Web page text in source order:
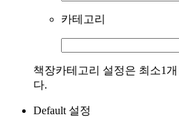
카테고리
책장카테고리 설정은 최소1
다.
Default 설정